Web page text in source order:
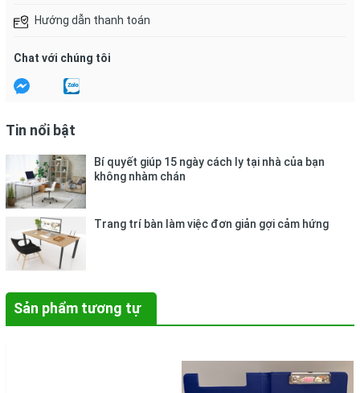
Hướng dẫn thanh toán
Chat với chúng tôi
Tin nổi bật
Bí quyết giúp 15 ngày cách ly tại nhà của bạn
không nhàm chán
Trang trí bàn làm việc đơn giản gợi cảm hứng
Sản phẩm tương tự